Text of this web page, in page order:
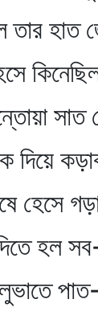
হাত
সাত
হেসে
হল